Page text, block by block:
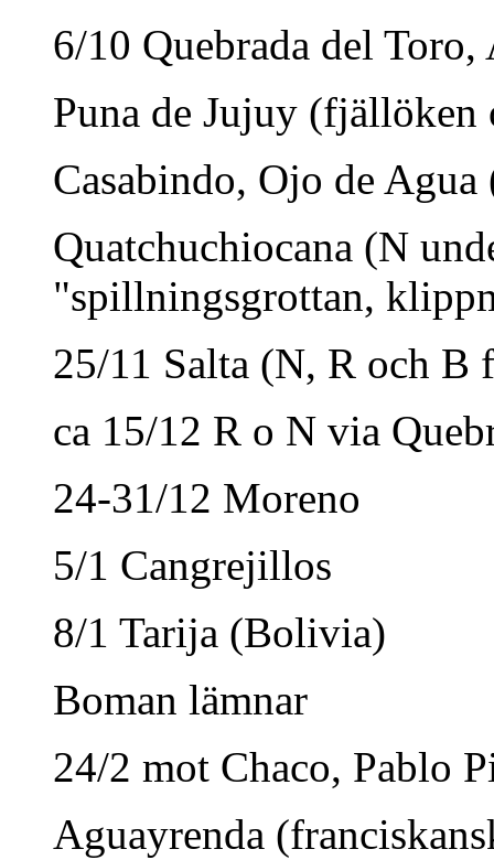
6/10 Quebrada del
Puna de Jujuy (fjällöken
Casabindo, Ojo de
Quatchuchiocana (N
"spillningsgrottan,
25/11 Salta (N, R och B
ca 15/12 R o N via
24-31/12 Moreno
5/1 Cangrejillos
8/1 Tarija (Bolivia)
Boman lämnar
24/2 mot Chaco, Pablo
Aguayrenda